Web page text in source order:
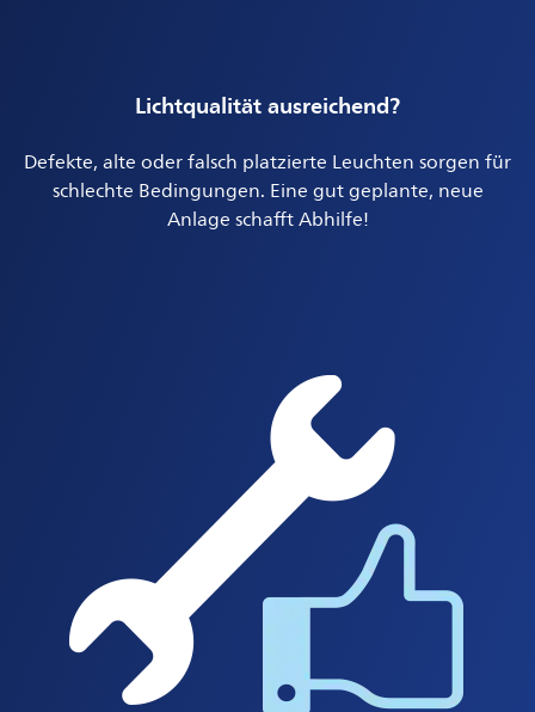
Lichtqualität ausreichend?
Defekte, alte oder falsch platzierte Leuchten sorgen für
schlechte Bedingungen. Eine gut geplante, neue
Anlage schafft Abhilfe!